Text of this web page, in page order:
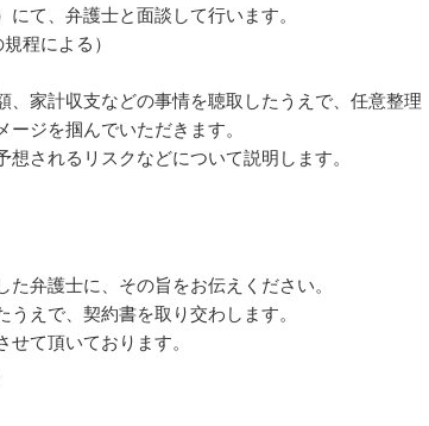
て、弁護士と面談して行います。
程による）
家計収支などの事情を聴取したうえで、任意整理
ジを掴んでいただきます。
されるリスクなどについて説明します。
弁護士に、その旨をお伝えください。
えで、契約書を取り交わします。
て頂いております。